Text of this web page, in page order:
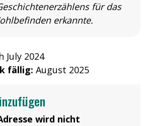
für das
erkannte.
July 2024
fällig: August 2025
wird nicht